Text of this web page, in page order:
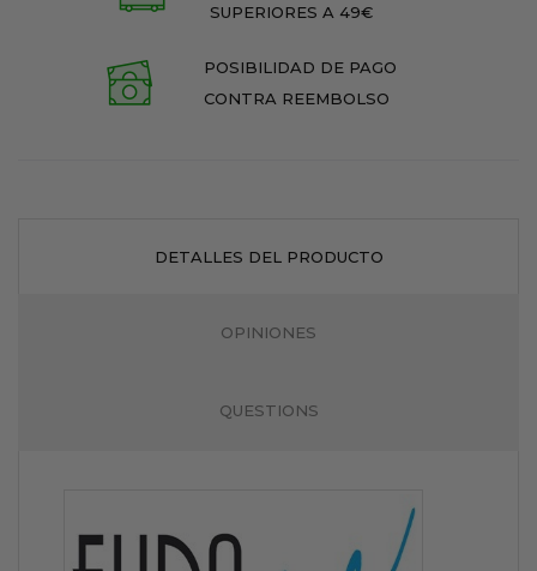
SUPERIORES A 49€
POSIBILIDAD DE PAGO
CONTRA REEMBOLSO
DETALLES DEL PRODUCTO
OPINIONES
QUESTIONS